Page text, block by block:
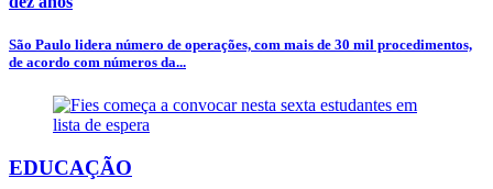
São Paulo lidera número de operações, com mais de 30 mil procedimentos,
de acordo com números da...
EDUCAÇÃO